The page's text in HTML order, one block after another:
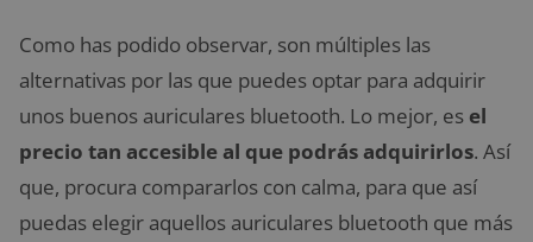
Como has podido observar, son múltiples las
alternativas por las que puedes optar para adquirir
unos buenos auriculares bluetooth. Lo mejor, es el
precio tan accesible al que podrás adquirirlos. Así
que, procura compararlos con calma, para que así
puedas elegir aquellos auriculares bluetooth que más